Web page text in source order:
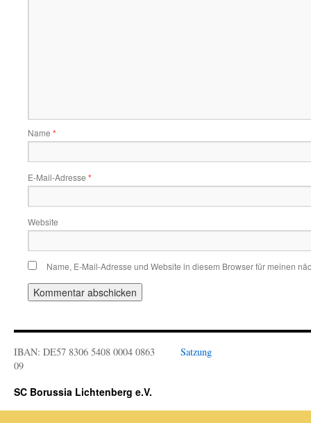
Name *
E-Mail-Adresse *
Website
Name, E-Mail-Adresse und Website in diesem Browser für meinen
IBAN: DE57 8306 5408 0004 0863
09
Satzung
SC Borussia Lichtenberg e.V.